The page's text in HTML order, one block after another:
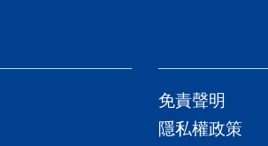
免責聲明
隱私權政策